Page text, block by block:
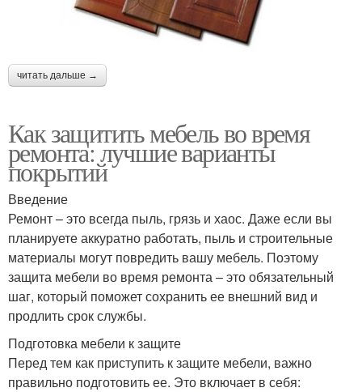
читать дальше →
Как защитить мебель во время
ремонта: лучшие варианты
покрытий
Введение
Ремонт – это всегда пыль, грязь и хаос. Даже если вы
планируете аккуратно работать, пыль и строительные
материалы могут повредить вашу мебель. Поэтому
защита мебели во время ремонта – это обязательный
шаг, который поможет сохранить ее внешний вид и
продлить срок службы.
Подготовка мебели к защите
Перед тем как приступить к защите мебели, важно
правильно подготовить ее. Это включает в себя: